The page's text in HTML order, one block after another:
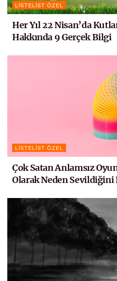
LISTELIST ÖZEL
Her Yıl 22 Nisan’da
Hakkında 9 Gerçek Bilgi
LISTELIST ÖZEL
Çok Satan Anlamsız
Olarak Neden